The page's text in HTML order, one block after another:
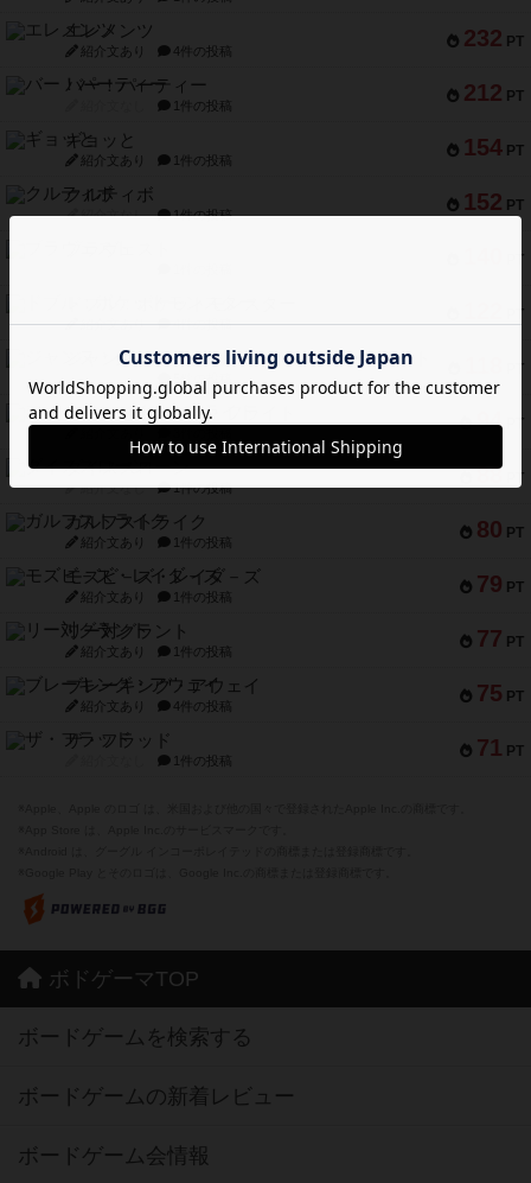
232 PT
エレメンツ
紹介文あり 4件の投稿
212 PT
バー！パーティー
1件の投稿
154 PT
ギョッと
紹介文あり 1件の投稿
152 PT
クルティボ
紹介文なし 1件の投稿
PT
PT
紹介文あり 4件の投稿
PT
ジャンヌ・ダルク-オルレアン ドロー＆ライト
紹介文なし 5件の投稿
94 PT
ファースト・イン・フライト
88 PT
ダイススローン
紹介文なし 1件の投稿
80 PT
ガルフストライク
紹介文あり 1件の投稿
79 PT
モズビ－ズ・レイダ－ズ
紹介文あり 1件の投稿
77 PT
リー対グラント
紹介文あり 1件の投稿
75 PT
ブレーキング・アウェイ
紹介文あり 4件の投稿
71 PT
ザ・フラッド
1件の投稿
ボドゲーマTOP
ボードゲームを検索する
ボードゲームの新着レビュー
ボードゲーム会情報